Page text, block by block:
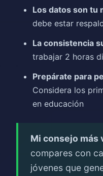
Los datos son tu
debe estar
La consistencia
trabajar 2 horas
Prepárate para
Considera los
en educación
Mi consejo más
compares con
jóvenes que